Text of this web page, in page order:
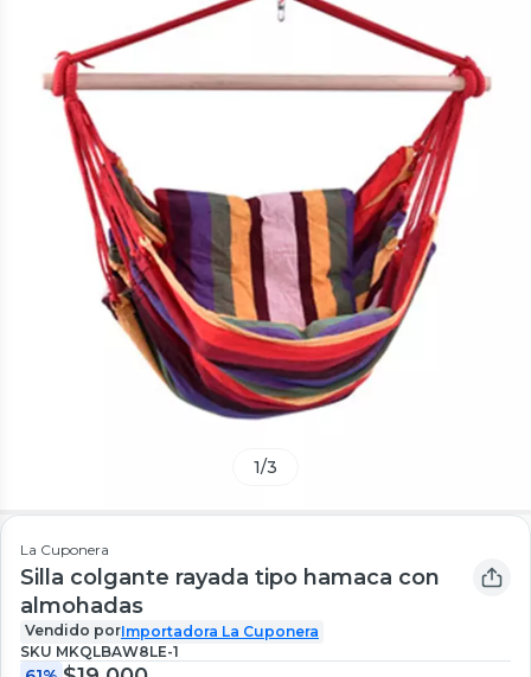
1/3
La Cuponera
Silla colgante rayada tipo hamaca con
almohadas
Vendido porImportadora La Cuponera
SKU MKQLBAW8LE-1